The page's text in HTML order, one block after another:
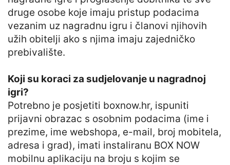
druge osobe koje imaju pristup podacima
vezanim uz nagradnu igru i članovi njihovih
užih obitelji ako s njima imaju zajedničko
prebivalište.
Koji su koraci za sudjelovanje u nagradnoj
igri?
Potrebno je posjetiti boxnow.hr, ispuniti
prijavni obrazac s osobnim podacima (ime i
prezime, ime webshopa, e-mail, broj mobitela,
adresa i grad), imati instaliranu BOX NOW
mobilnu aplikaciju na broju s kojim se